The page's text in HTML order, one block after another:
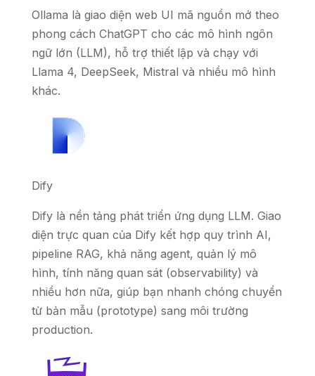
Ollama là giao diện web UI mã nguồn mở theo
phong cách ChatGPT cho các mô hình ngôn
ngữ lớn (LLM), hỗ trợ thiết lập và chạy với
Llama 4, DeepSeek, Mistral và nhiều mô hình
khác.
Dify
Dify là nền tảng phát triển ứng dụng LLM. Giao
diện trực quan của Dify kết hợp quy trình AI,
pipeline RAG, khả năng agent, quản lý mô
hình, tính năng quan sát (observability) và
nhiều hơn nữa, giúp bạn nhanh chóng chuyển
từ bản mẫu (prototype) sang môi trường
production.